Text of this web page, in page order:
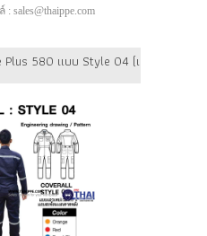
sales@thaippe.com
Plus 580 แบบ Style 04 (เอวเทปเวลโ